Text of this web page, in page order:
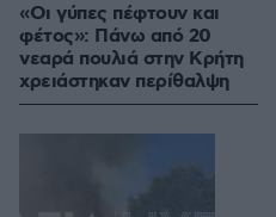
«Οι γύπες πέφτουν και
φέτος»: Πάνω από 20
νεαρά πουλιά στην Κρήτη
χρειάστηκαν περίθαλψη